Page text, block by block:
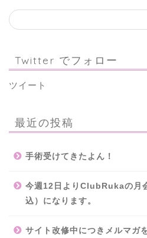
Twitter でフォロー
ツイート
最近の投稿
手術受けてきたよん！
今週12日よりClubRukaの月
込）になります。
サイト改修中につきメルマガ